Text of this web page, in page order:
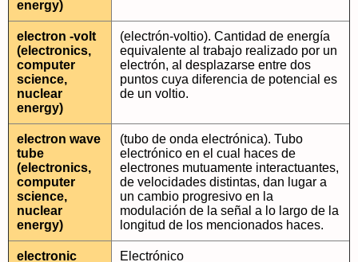
energy)
electron -volt
(electronics,
computer
science,
nuclear
energy)
(electrón-voltio). Cantidad de energía
equivalente al trabajo realizado por un
electrón, al desplazarse entre dos
puntos cuya diferencia de potencial es
de un voltio.
electron wave
tube
(electronics,
computer
science,
nuclear
energy)
(tubo de onda electrónica). Tubo
electrónico en el cual haces de
electrones mutuamente interactuantes,
de velocidades distintas, dan lugar a
un cambio progresivo en la
modulación de la señal a lo largo de la
longitud de los mencionados haces.
electronic
Electrónico